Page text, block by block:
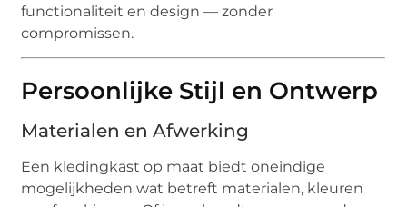
functionaliteit en design — zonder
compromissen.
Persoonlijke Stijl en Ontwerp
Materialen en Afwerking
Een kledingkast op maat biedt oneindige
mogelijkheden wat betreft materialen, kleuren